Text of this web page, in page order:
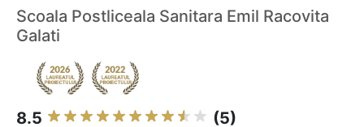
Scoala Postliceala Sanitara Emil Racovita
Galati
8.5 (5)